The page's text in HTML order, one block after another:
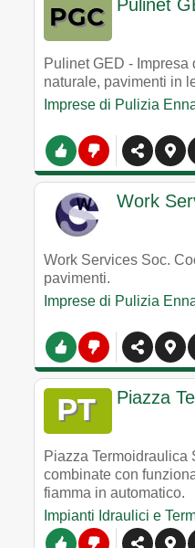
Pulinet
Pulinet GED -
naturale, pavimenti in
Imprese di Pulizia
Work
Work Services Soc.
pavimenti.
Imprese di Pulizia
Piazza
Piazza Termoidraulica
combinate con
fiamma in automatico.
Impianti Idraulici e